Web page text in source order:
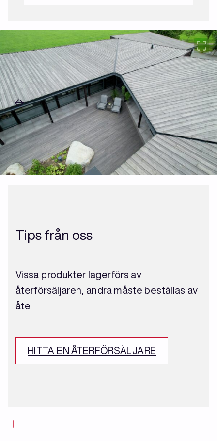
Tips från oss
Vissa produkter lagerförs av
återförsäljaren, andra måste beställas av
åte
HITTA EN ÅTERFÖRSÄLJARE